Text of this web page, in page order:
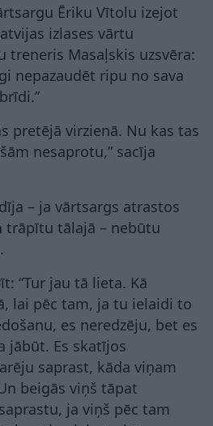
Ēriku Vītolu izejot
izlases vārtu
treneris Masaļskis uzsvēra:
nepazaudēt ripu no sava
pretējā virzienā. Nu kas tas
nesaprotu,” sacīja
– ja vārtsargs atrastos
tālajā – nebūtu
“Tur jau tā lieta. Kā
lai pēc tam, ja tu ielaidi to
es neredzēju, bet es
jābūt. Es skatījos
saprast, kāda viņam
beigās viņš tāpat
ja viņš pēc tam